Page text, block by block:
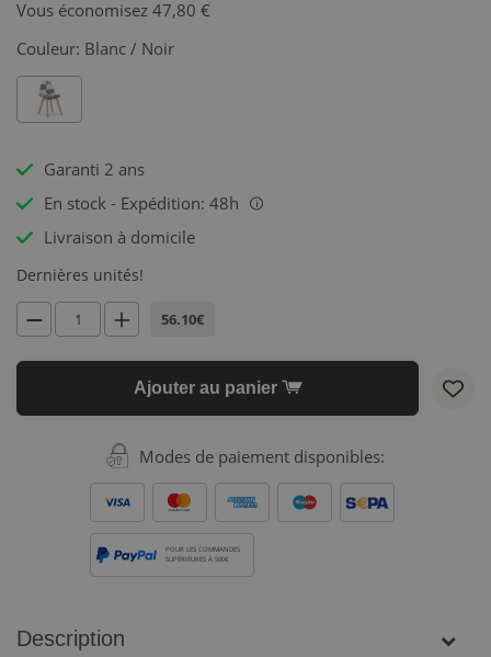
Vous économisez 47,80 €
Couleur: Blanc / Noir
Garanti 2 ans
En stock - Expédition: 48h
i
Livraison à domicile
Dernières unités!
56.10€
Ajouter au panier
Modes de paiement disponibles:
POUR LES COMMANDES
SUPÉRIEURES À 500€
Description